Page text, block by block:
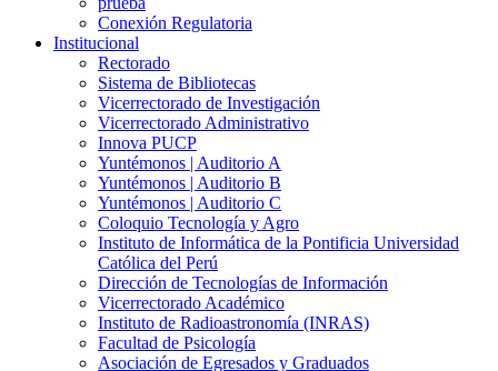
Conexión Regulatoria
Institucional
Rectorado
Sistema de Bibliotecas
Vicerrectorado de Investigación
Vicerrectorado Administrativo
Innova PUCP
Yuntémonos | Auditorio A
Yuntémonos | Auditorio B
Yuntémonos | Auditorio C
Coloquio Tecnología y Agro
Instituto de Informática de la Pontificia Universidad
Católica del Perú
Dirección de Tecnologías de Información
Vicerrectorado Académico
Instituto de Radioastronomía (INRAS)
Facultad de Psicología
Asociación de Egresados y Graduados